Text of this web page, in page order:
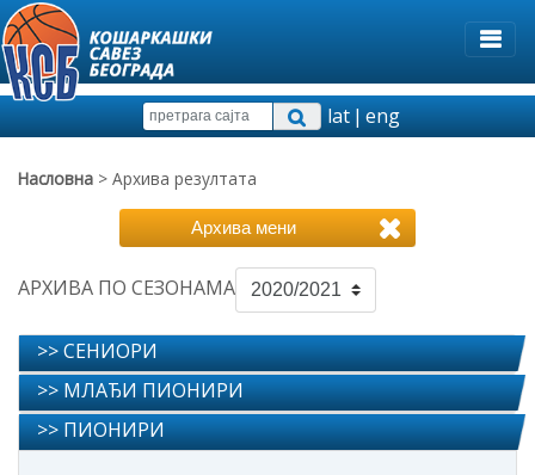
lat|eng
Насловна > Архива резултата
Архива мени
АРХИВА ПО СЕЗОНАМА
>> СЕНИОРИ
>> МЛАЂИ ПИОНИРИ
>> ПИОНИРИ